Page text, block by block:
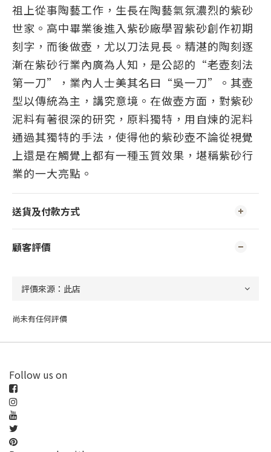
祖上從事陶藝工作，生長在陶藝氣氛濃烈的紫砂
世家。高中畢業後進入紫砂廠學習紫砂創作初期
刻字，而後做壺，尤以刀法見長。精湛的陶刻逐
漸在紫砂行業內廣為人知，是公認的“老壺刻法
第一刀”，業內人士美其名曰“吳一刀”。其壺
型以傳統為主，講究意境。在做壺方面，對紫砂
泥料有著很深的研究，原料獨特，用自煉的泥料
通過其獨特的手法，使得他的紫砂壺不論從視覺
上還是在觸覺上都有一種玉質效果，堪稱紫砂行
業的一大亮點。
送貨及付款方式
顧客評價
尚未有任何評價
Follow us on